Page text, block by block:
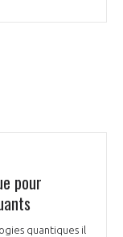
pour
quantiques il